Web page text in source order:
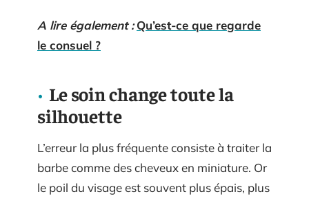
A lire également : Qu’est-ce que regarde
le consuel ?
Le soin change toute la
silhouette
L’erreur la plus fréquente consiste à traiter la
barbe comme des cheveux en miniature. Or
le poil du visage est souvent plus épais, plus